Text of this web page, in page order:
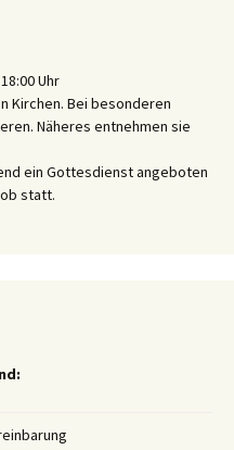
Uhr
Kirchen. Bei besonderen
Näheres entnehmen sie
ein Gottesdienst angeboten
statt.